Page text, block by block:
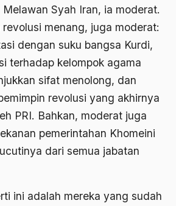
Syah Iran, ia moderat.
menang, juga moderat:
dengan suku bangsa Kurdi,
terhadap kelompok agama
sifat menolong, dan
revolusi yang akhirnya
PRI. Bahkan, moderat juga
pemerintahan Khomeini
dari semua jabatan
ini adalah mereka yang sudah